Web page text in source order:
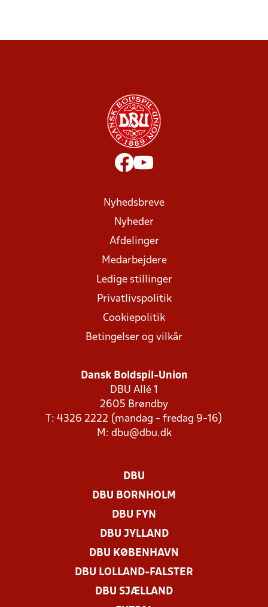
Nyhedsbreve
Nyheder
Afdelinger
Medarbejdere
Ledige stillinger
Privatlivspolitik
Cookiepolitik
Betingelser og vilkår
Dansk Boldspil-Union
DBU Allé 1
2605 Brøndby
T: 4326 2222 (mandag - fredag 9-16)
M: dbu@dbu.dk
DBU
DBU BORNHOLM
DBU FYN
DBU JYLLAND
DBU KØBENHAVN
DBU LOLLAND-FALSTER
DBU SJÆLLAND